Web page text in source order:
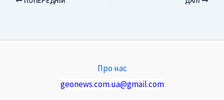
Про нас
geonews.com.ua@gmail.com